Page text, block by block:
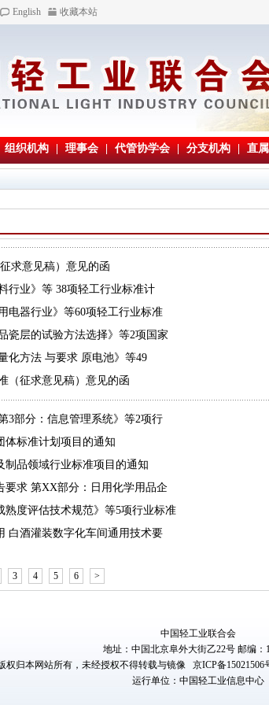
English 收藏本站
组织机构 | 理事会 | 代管协学会 | 分支机构 | 直
求意见稿）意见的函
行业》等 38项轻工行业标准计
电器行业》等60项轻工行业标准
瓷层的试验方法选择》等2项国家
化方法 与要求 原电池》等49
（征求意见稿）意见的函
3部分：信息管理系统》等2项行
体标准计划项目的通知
制品领域行业标准项目的通知
要求 第XX部分：日用化学用品企
度评估技术规范》等5项行业标准
白酒灌装数字化车间通用技术要
3 4 5 6 >
中国轻工业联合会
地址：中国北京阜外大街乙22号 邮编：
权归本网站所有，未经授权不得转载与镜像
京ICP备15021506
运行单位：中国轻工业信息中心